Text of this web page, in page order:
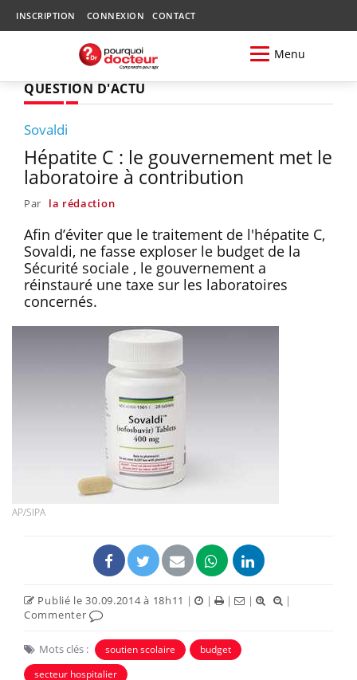
INSCRIPTION CONNEXION CONTACT
Menu
QUESTION D'ACTU
Sovaldi
Hépatite C : le gouvernement met le
laboratoire à contribution
Par la rédaction
Afin d’éviter que le traitement de l'hépatite C,
Sovaldi, ne fasse exploser le budget de la
Sécurité sociale , le gouvernement a
réinstauré une taxe sur les laboratoires
concernés.
AP/SIPA
Publié le 30.09.2014 à 18h11 | | | |
|
Commenter
Mots clés : soutien scolaire
budget
secteur hospitalier